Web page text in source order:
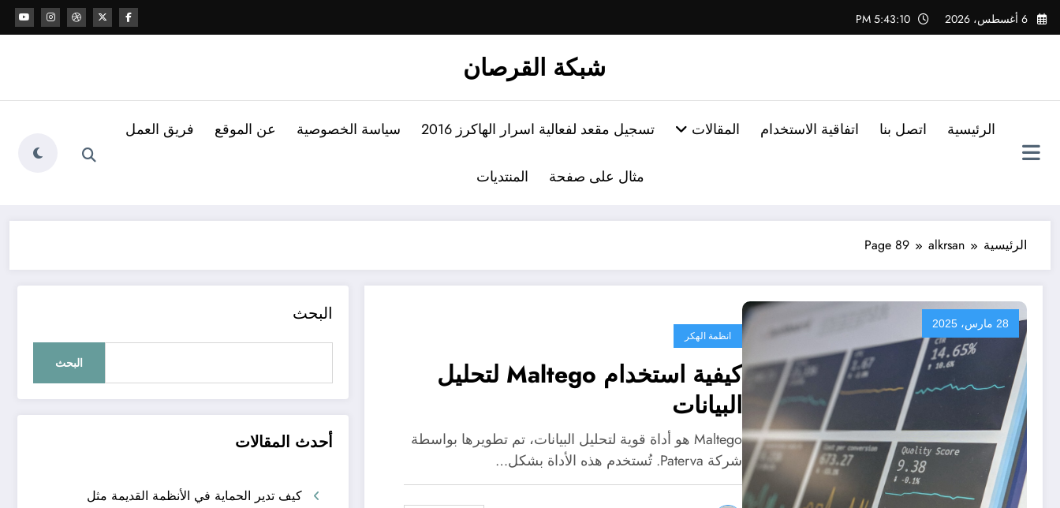
التجاوز
إلى
6 أغسطس، 2026 5:43:11 PM
شبكة القرصان
الرئيسية اتصل بنا اتفاقية الاستخدام المقالات تسجيل مقعد لفعالية اسرار الهاكرز 2016 سياسة الخصوصية عن الموقع فريق العمل
مثال على صفحة المنتديات
الرئيسية alkrsan
Page 89
28 مارس، 2025
انظمة الهكر
كيفية استخدام Maltego لتحليل
البيانات
Maltego هو أداة قوية لتحليل البيانات، تم تطويرها بواسطة
شركة Paterva. تُستخدم هذه الأداة بشكل…
البحث
البحث
أحدث المقالات
كيف تدير الحماية في الأنظمة القديمة مثل